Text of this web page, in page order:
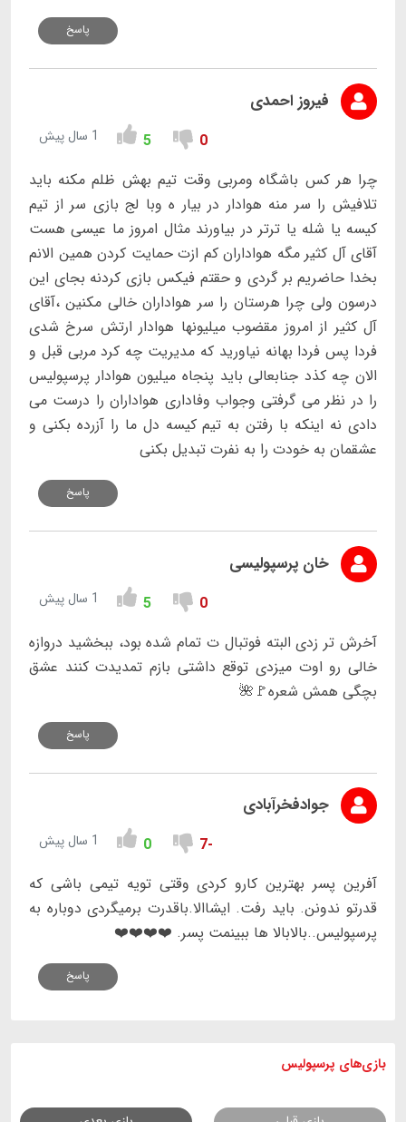
پاسخ
فیروز احمدی
0
5 1 سال پیش
چرا هر کس باشگاه ومربی وقت تیم بهش ظلم مکنه باید
تلافیش را سر منه هوادار در بیار ه وبا لج بازی سر از تیم
کیسه یا شله یا ترتر در بیاورند مثال امروز ما عیسی هست
آقای آل کثیر مگه هواداران کم ازت حمایت کردن همین الانم
بخدا حاضریم بر گردی و حقتم فیکس بازی کردنه بجای این
درسون ولی چرا هرستان را سر هواداران خالی مکنین ،آقای
آل کثیر از امروز مقضوب میلیونها هوادار ارتش سرخ شدی
فردا پس فردا بهانه نیاورید که مدیریت چه کرد مربی قبل و
الان چه کذد جنابعالی باید پنجاه میلیون هوادار پرسپولیس
را در نظر می گرفتی وجواب وفاداری هواداران را درست می
دادی نه اینکه با رفتن به تیم کیسه دل ما را آزرده بکنی و
عشقمان به خودت را به نفرت تبدیل بکنی
پاسخ
خان پرسپولیسی
0
5 1 سال پیش
آخرش تر زدی البته فوتبال ت تمام شده بود، ببخشید دروازه
خالی رو اوت میزدی توقع داشتی بازم تمدیدت کنند عشق
بچگی همش شعره🚩🌺
پاسخ
جوادفخرآبادی
-7
0 1 سال پیش
آفرین پسر بهترین کارو کردی وقتی تویه تیمی باشی که
قدرتو ندونن. باید رفت. ایشاالا.باقدرت برمیگردی دوباره به
پرسپولیس..بالابالا ها ببینمت پسر. ❤️❤️❤️❤️
پاسخ
بازی های پرسپولیس